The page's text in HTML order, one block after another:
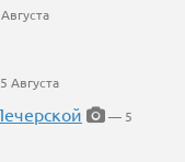
Августа
— 5